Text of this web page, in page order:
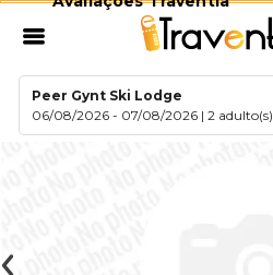
Peer Gynt Ski Lodge
06/08/2026 - 07/08/2026 |2 adulto(s)